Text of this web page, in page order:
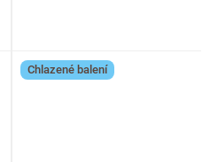
Chlazené balení